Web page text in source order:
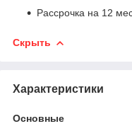
Рассрочка на 12
Скрыть
Характеристики
Основные